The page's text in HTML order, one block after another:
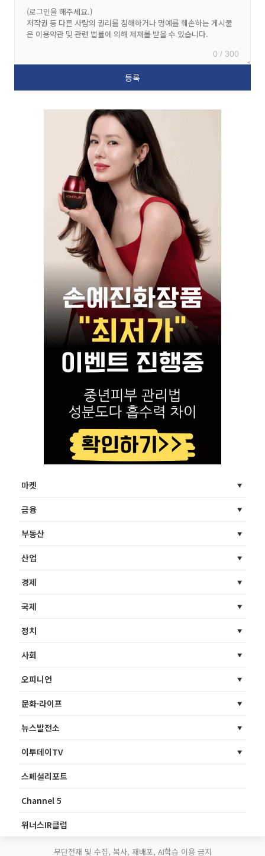
0 / 300
마켓
금융
부동산
산업
경제
국제
정치
사회
오피니언
문화·라이프
뉴스발전소
이투데이TV
스페셜리포트
Channel 5
위너스IR클럽
무단전재 및 수집, 복사, 재배포, AI학습 이용 금지